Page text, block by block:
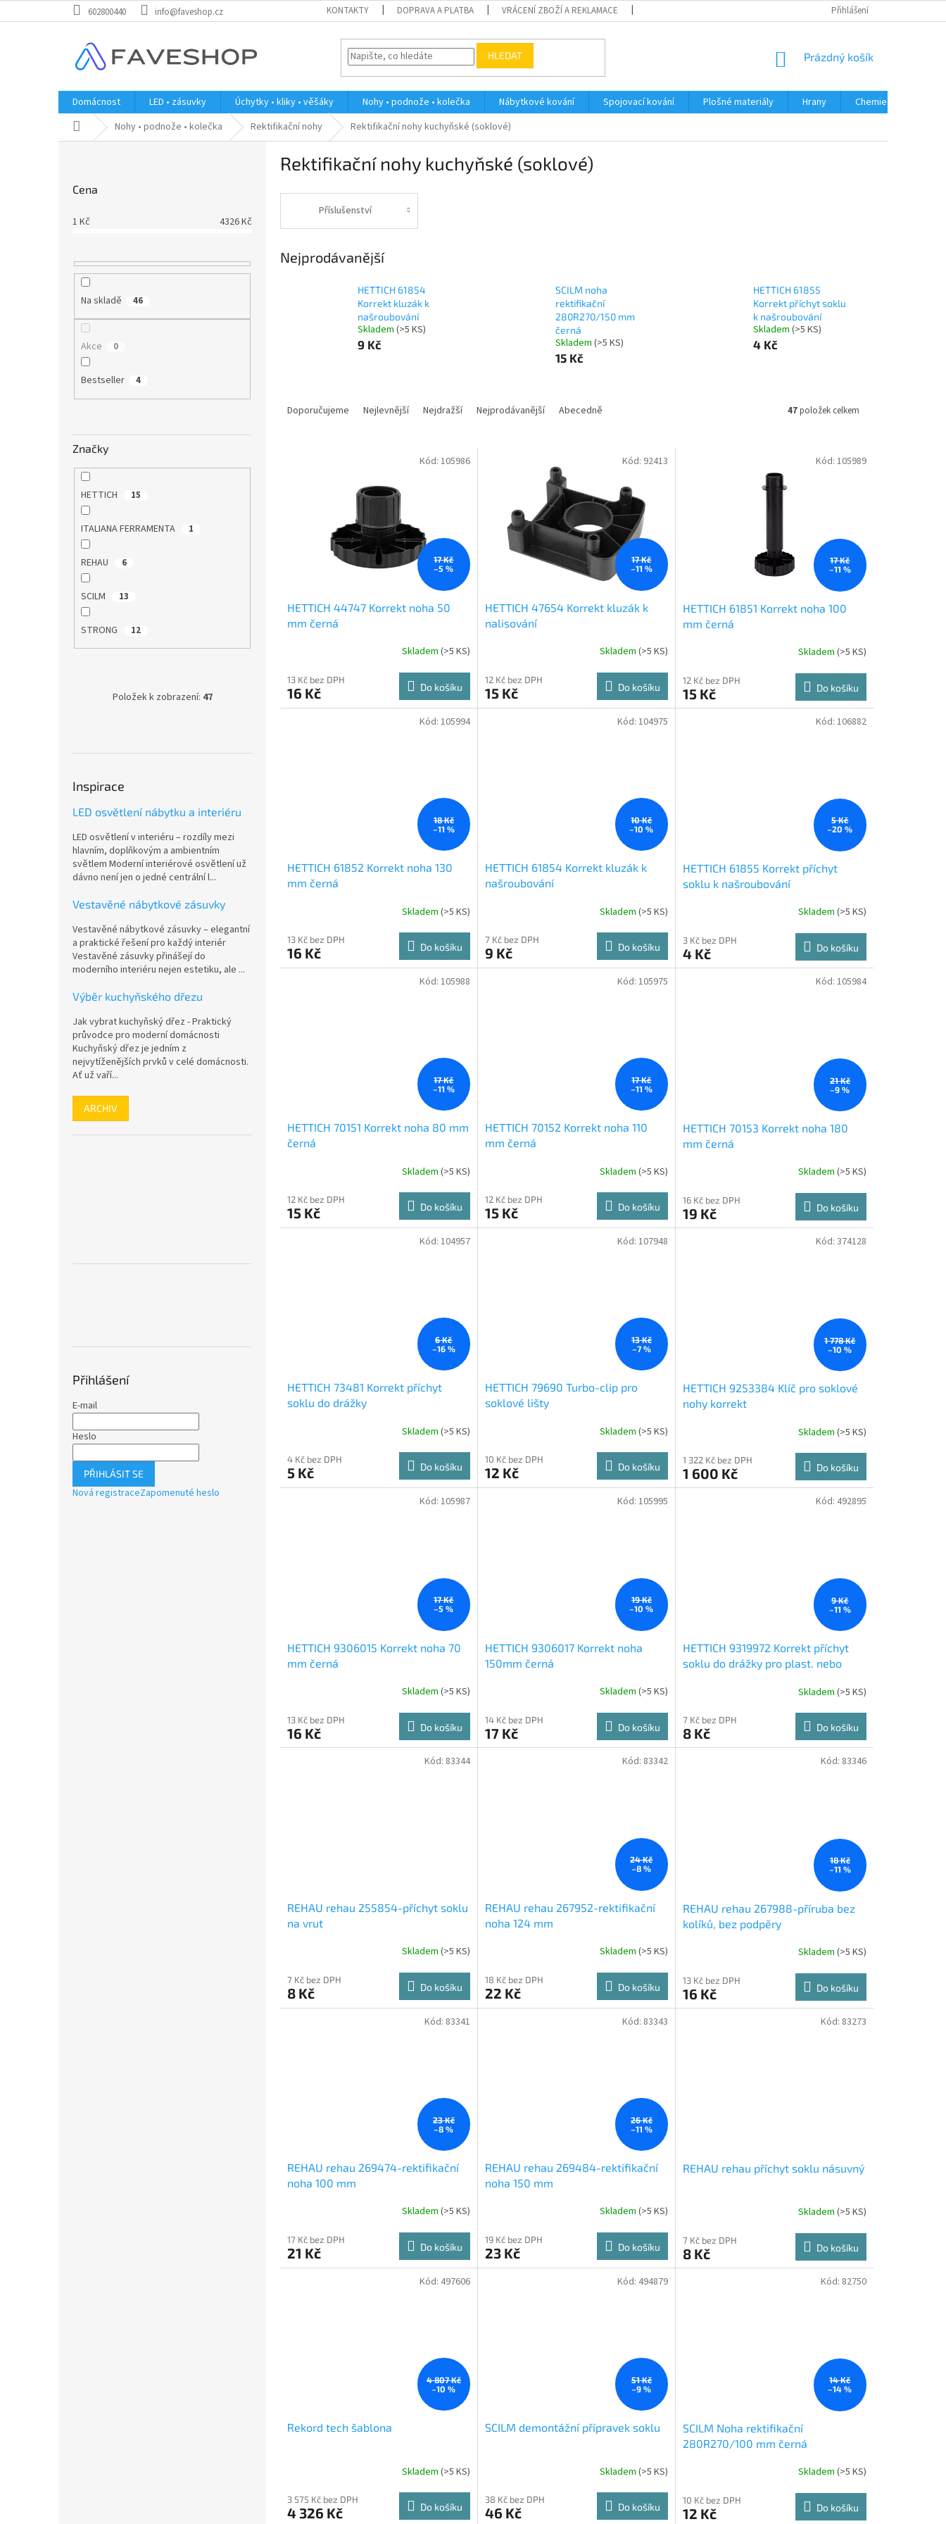
na
602800440 info@faveshop.cz KONTAKTY DOPRAVA A PLATBA VRÁCENÍ ZBOŽÍ A REKLAMACE PODMÍNKY OCHRANY OSOBNÍCH ÚDAJŮ
Přihlášení
HLEDAT
NÁKUPNÍ
Prázdný košík
Domácnost LED • zásuvky Úchytky • kliky • věšáky Nohy • podnože • kolečka Nábytkové kování Spojovací kování Plošné materiály Hrany
Chemie • doplňky
Domů Nohy • podnože • kolečka Rektifikační nohy Rektifikační nohy kuchyňské (soklové)
Cena
1 Kč 4326Kč
Na skladě 46
Akce 0
Bestseller 4
Značky
HETTICH 15
ITALIANA FERRAMENTA 1
REHAU 6
SCILM 13
STRONG 12
Položek k zobrazení: 47
Inspirace
LED osvětlení nábytku a interiéru
LED osvětlení v interiéru – rozdíly mezi
hlavním, doplňkovým a ambientním
světlem Moderní interiérové osvětlení už
dávno není jen o jedné centrální l...
Vestavěné nábytkové zásuvky
Vestavěné nábytkové zásuvky – elegantní
a praktické řešení pro každý interiér
Vestavěné zásuvky přinášejí do
moderního interiéru nejen estetiku, ale ...
Výběr kuchyňského dřezu
Jak vybrat kuchyňský dřez - Praktický
průvodce pro moderní domácnosti
Kuchyňský dřez je jedním z
nejvytíženějších prvků v celé domácnosti.
Ať už vaří...
ARCHIV
Přihlášení
E-mail
Heslo
PŘIHLÁSIT SE
Nová registraceZapomenuté heslo
Rektifikační nohy kuchyňské (soklové)
Příslušenství
Nejprodávanější
HETTICH 61854
Korrekt kluzák k
našroubování
Skladem (>5 KS)
9 Kč
SCILM noha
rektifikační
280R270/150 mm
černá
Skladem (>5 KS)
15 Kč
HETTICH 61855
Korrekt příchyt soklu
k našroubování
Skladem (>5 KS)
4 Kč
Doporučujeme Nejlevnější Nejdražší Nejprodávanější Abecedně 47položek celkem
17 Kč
–5 %
HETTICH 44747 Korrekt noha 50
mm černá
Skladem (>5 KS)
13 Kč bez DPH
16 Kč Do košíku
Kód: 105986
17 Kč
–11 %
HETTICH 47654 Korrekt kluzák k
nalisování
Skladem (>5 KS)
12 Kč bez DPH
15 Kč Do košíku
Kód: 92413
17 Kč
–11 %
HETTICH 61851 Korrekt noha 100
mm černá
Skladem (>5 KS)
12 Kč bez DPH
15 Kč Do košíku
Kód: 105989
18 Kč
–11 %
HETTICH 61852 Korrekt noha 130
mm černá
Skladem (>5 KS)
13 Kč bez DPH
16 Kč Do košíku
Kód: 105994
10 Kč
–10 %
HETTICH 61854 Korrekt kluzák k
našroubování
Skladem (>5 KS)
7 Kč bez DPH
9 Kč Do košíku
Kód: 104975
5 Kč
–20 %
HETTICH 61855 Korrekt příchyt
soklu k našroubování
Skladem (>5 KS)
3 Kč bez DPH
4 Kč Do košíku
Kód: 106882
17 Kč
–11 %
HETTICH 70151 Korrekt noha 80 mm
černá
Skladem (>5 KS)
12 Kč bez DPH
15 Kč Do košíku
Kód: 105988
17 Kč
–11 %
HETTICH 70152 Korrekt noha 110
mm černá
Skladem (>5 KS)
12 Kč bez DPH
15 Kč Do košíku
Kód: 105975
21 Kč
–9 %
HETTICH 70153 Korrekt noha 180
mm černá
Skladem (>5 KS)
16 Kč bez DPH
19 Kč Do košíku
Kód: 105984
6 Kč
–16 %
HETTICH 73481 Korrekt příchyt
soklu do drážky
Skladem (>5 KS)
4 Kč bez DPH
5 Kč Do košíku
Kód: 104957
13 Kč
–7 %
HETTICH 79690 Turbo-clip pro
soklové lišty
Skladem (>5 KS)
10 Kč bez DPH
12 Kč Do košíku
Kód: 107948
1 778 Kč
–10 %
HETTICH 9253384 Klíč pro soklové
nohy korrekt
Skladem (>5 KS)
1 322 Kč bez DPH
1 600 Kč Do košíku
Kód: 374128
17 Kč
–5 %
HETTICH 9306015 Korrekt noha 70
mm černá
Skladem (>5 KS)
13 Kč bez DPH
16 Kč Do košíku
Kód: 105987
19 Kč
–10 %
HETTICH 9306017 Korrekt noha
150mm černá
Skladem (>5 KS)
14 Kč bez DPH
17 Kč Do košíku
Kód: 105995
9 Kč
–11 %
HETTICH 9319972 Korrekt příchyt
soklu do drážky pro plast. nebo
Skladem (>5 KS)
7 Kč bez DPH
8 Kč Do košíku
Kód: 492895
REHAU rehau 255854-příchyt soklu
na vrut
Skladem (>5 KS)
7 Kč bez DPH
8 Kč Do košíku
Kód: 83344
24 Kč
–8 %
REHAU rehau 267952-rektifikační
noha 124 mm
Skladem (>5 KS)
18 Kč bez DPH
22 Kč Do košíku
Kód: 83342
18 Kč
–11 %
REHAU rehau 267988-příruba bez
kolíků, bez podpěry
Skladem (>5 KS)
13 Kč bez DPH
16 Kč Do košíku
Kód: 83346
23 Kč
–8 %
REHAU rehau 269474-rektifikační
noha 100 mm
Skladem (>5 KS)
17 Kč bez DPH
21 Kč Do košíku
Kód: 83341
26 Kč
–11 %
REHAU rehau 269484-rektifikační
noha 150 mm
Skladem (>5 KS)
19 Kč bez DPH
23 Kč Do košíku
Kód: 83343
REHAU rehau příchyt soklu násuvný
Skladem (>5 KS)
7 Kč bez DPH
8 Kč Do košíku
Kód: 83273
4 807 Kč
–10 %
Rekord tech šablona
Skladem (>5 KS)
3 575 Kč bez DPH
4 326 Kč Do košíku
Kód: 497606
51 Kč
–9 %
SCILM demontážní přípravek soklu
Skladem (>5 KS)
38 Kč bez DPH
46 Kč Do košíku
Kód: 494879
14 Kč
–14 %
SCILM Noha rektifikační
280R270/100 mm černá
Skladem (>5 KS)
10 Kč bez DPH
12 Kč Do košíku
Kód: 82750